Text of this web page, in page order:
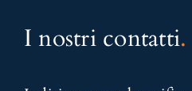
I nostri contatti.